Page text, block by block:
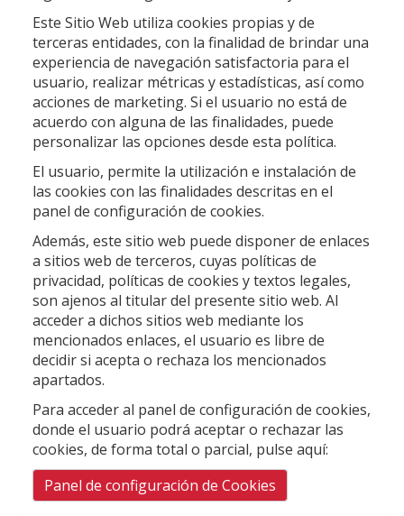
Este Sitio Web utiliza cookies propias y de
terceras entidades, con la finalidad de brindar una
experiencia de navegación satisfactoria para el
usuario, realizar métricas y estadísticas, así como
acciones de marketing. Si el usuario no está de
acuerdo con alguna de las finalidades, puede
personalizar las opciones desde esta política.
El usuario, permite la utilización e instalación de
las cookies con las finalidades descritas en el
panel de configuración de cookies.
Además, este sitio web puede disponer de enlaces
a sitios web de terceros, cuyas políticas de
privacidad, políticas de cookies y textos legales,
son ajenos al titular del presente sitio web. Al
acceder a dichos sitios web mediante los
mencionados enlaces, el usuario es libre de
decidir si acepta o rechaza los mencionados
apartados.
Para acceder al panel de configuración de cookies,
donde el usuario podrá aceptar o rechazar las
cookies, de forma total o parcial, pulse aquí:
Panel de configuración de Cookies